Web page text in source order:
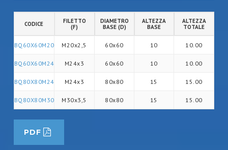
CODICE
FILETTO
(F)
DIAMETRO
BASE (D)
ALTEZZA
BASE
ALTEZZA
TOTALE
BQ60X60M20 M20x2,5 60x60 10 10.00
BQ60X60M24 M24x3 60x60 10 10.00
BQ80X80M24 M24x3 80x80 15 15.00
BQ80X80M30 M30x3,5 80x80 15 15.00
PDF